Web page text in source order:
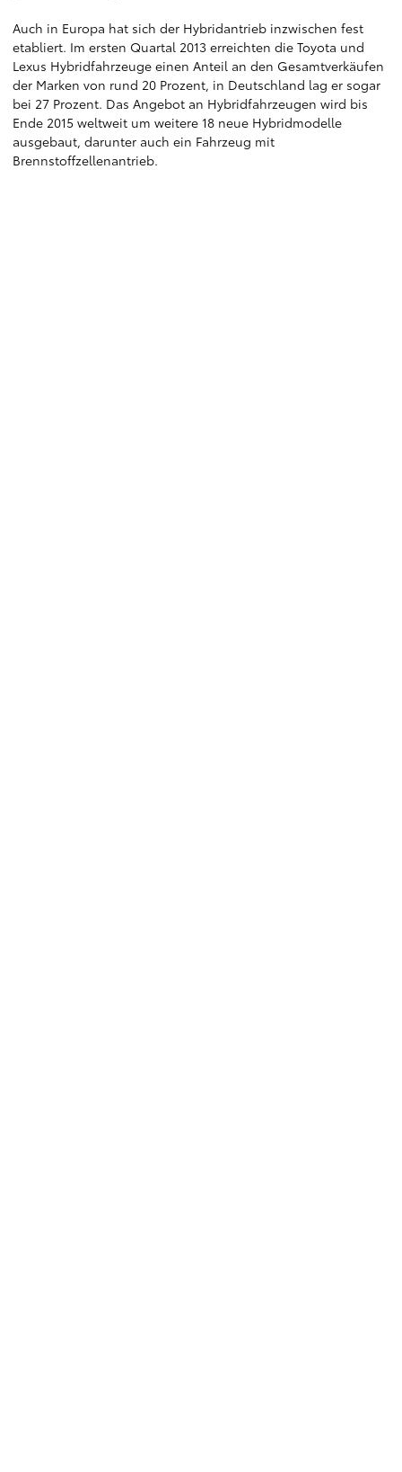
Auch in Europa hat sich der Hybridantrieb inzwischen fest
etabliert. Im ersten Quartal 2013 erreichten die Toyota und
Lexus Hybridfahrzeuge einen Anteil an den Gesamtverkäufen
der Marken von rund 20 Prozent, in Deutschland lag er sogar
bei 27 Prozent. Das Angebot an Hybridfahrzeugen wird bis
Ende 2015 weltweit um weitere 18 neue Hybridmodelle
ausgebaut, darunter auch ein Fahrzeug mit
Brennstoffzellenantrieb.